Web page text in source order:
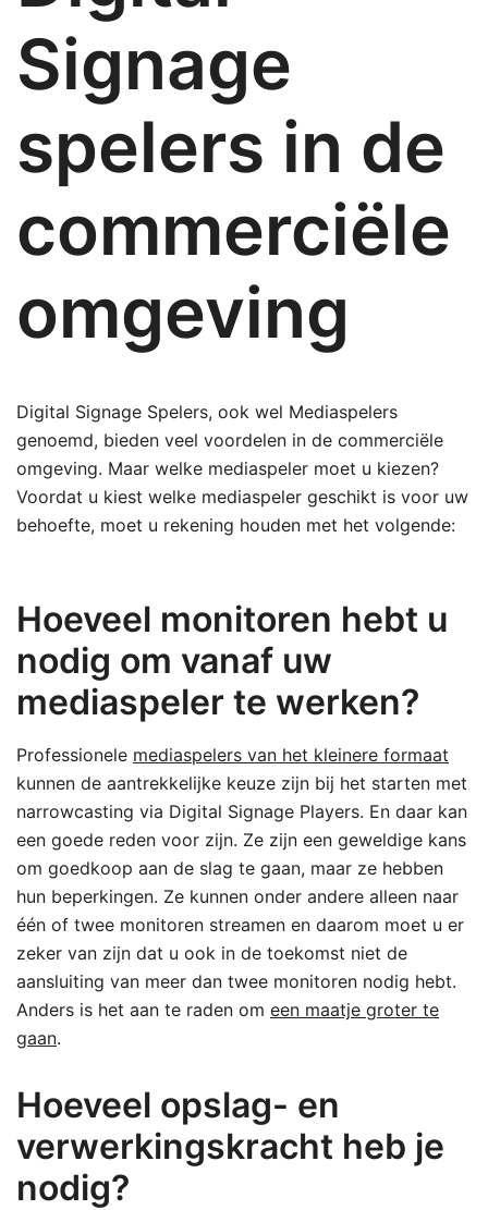
Signage
spelers in de
commerciële
omgeving
Digital Signage Spelers, ook wel Mediaspelers
genoemd, bieden veel voordelen in de commerciële
omgeving. Maar welke mediaspeler moet u kiezen?
Voordat u kiest welke mediaspeler geschikt is voor uw
behoefte, moet u rekening houden met het volgende:
Hoeveel monitoren hebt u
nodig om vanaf uw
mediaspeler te werken?
Professionele mediaspelers van het kleinere formaat
kunnen de aantrekkelijke keuze zijn bij het starten met
narrowcasting via Digital Signage Players. En daar kan
een goede reden voor zijn. Ze zijn een geweldige kans
om goedkoop aan de slag te gaan, maar ze hebben
hun beperkingen. Ze kunnen onder andere alleen naar
één of twee monitoren streamen en daarom moet u er
zeker van zijn dat u ook in de toekomst niet de
aansluiting van meer dan twee monitoren nodig hebt.
Anders is het aan te raden om een maatje groter te
gaan.
Hoeveel opslag- en
verwerkingskracht heb je
nodig?